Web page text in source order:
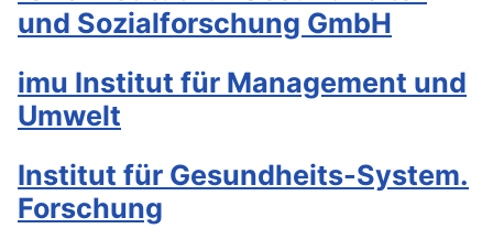
und Sozialforschung GmbH
imu Institut für Management und
Umwelt
Institut für Gesundheits-System.
Forschung